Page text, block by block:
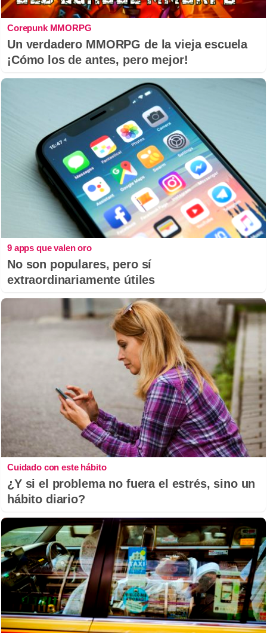
Corepunk MMORPG
Un verdadero MMORPG de la vieja escuela
¡Cómo los de antes, pero mejor!
9 apps que valen oro
No son populares, pero sí
extraordinariamente útiles
Cuidado con este hábito
¿Y si el problema no fuera el estrés, sino un
hábito diario?